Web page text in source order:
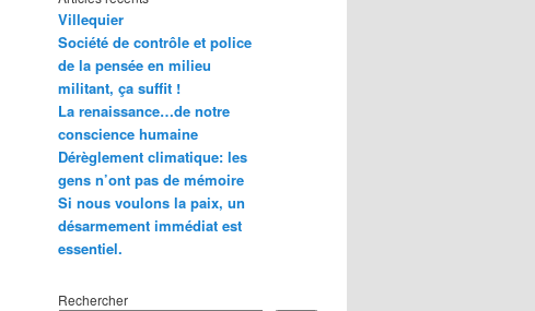
Villequier
Société de contrôle et police
de la pensée en milieu
militant, ça suffit !
La renaissance…de notre
conscience humaine
Dérèglement climatique: les
gens n’ont pas de mémoire
Si nous voulons la paix, un
désarmement immédiat est
essentiel.
Rechercher